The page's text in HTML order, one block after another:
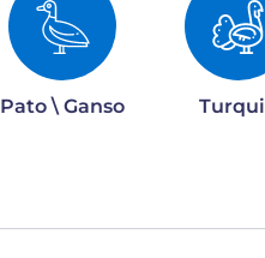
Pato \ Ganso